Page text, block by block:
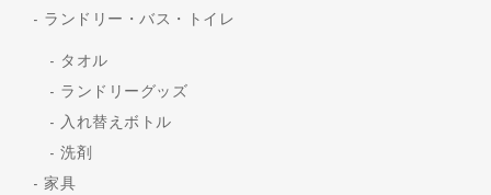
ランドリー・バス・トイレ
タオル
ランドリーグッズ
入れ替えボトル
洗剤
家具